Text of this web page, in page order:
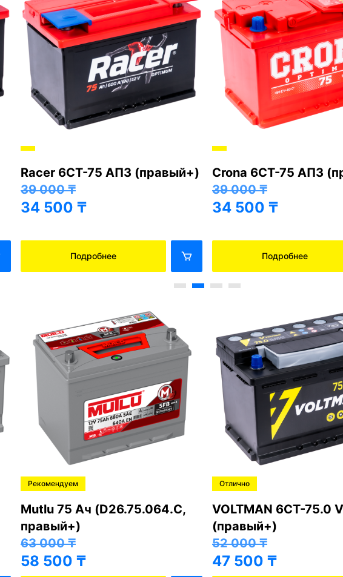
Racer 6СТ-75 АПЗ (правый+)
39 000₸
34 500 ₸
Подробнее
Crona 6СТ-75 АПЗ
39 000₸
34 500 ₸
Подробнее
Рекомендуем
Mutlu 75 Ач (D26.75.064.C,
правый+)
63 000₸
58 500 ₸
Отлично
VOLTMAN 6CT-75.0
(правый+)
52 000₸
47 500 ₸